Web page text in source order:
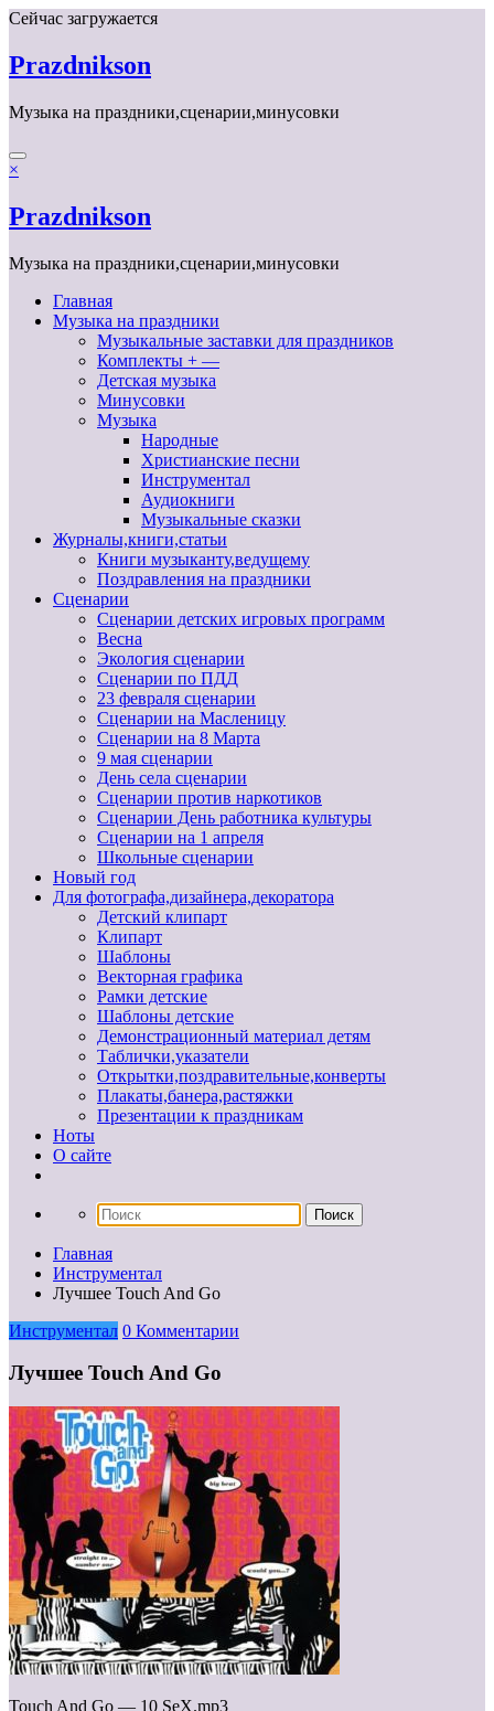
Перейти
содержимому
Сейчас загружается
Prazdnikson
Музыка на праздники,сценарии,минусовки
×
Prazdnikson
Музыка на праздники,сценарии,минусовки
Главная
Музыка на праздники
Музыкальные заставки для праздников
Комплекты + —
Детская музыка
Минусовки
Музыка
Народные
Христианские песни
Инструментал
Аудиокниги
Музыкальные сказки
Журналы,книги,статьи
Книги музыканту,ведущему
Поздравления на праздники
Сценарии
Сценарии детских игровых программ
Весна
Экология сценарии
Сценарии по ПДД
23 февраля сценарии
Сценарии на Масленицу
Сценарии на 8 Марта
9 мая сценарии
День села сценарии
Сценарии против наркотиков
Сценарии День работника культуры
Сценарии на 1 апреля
Школьные сценарии
Новый год
Для фотографа,дизайнера,декоратора
Детский клипарт
Клипарт
Шаблоны
Векторная графика
Рамки детские
Шаблоны детские
Демонстрационный материал детям
Таблички,указатели
Открытки,поздравительные,конверты
Плакаты,банера,растяжки
Презентации к праздникам
Ноты
О сайте
Главная
Инструментал
Лучшее Touch And Go
Инструментал 0 Комментарии
Лучшее Touch And Go
Touch And Go — 10 SeX.mp3